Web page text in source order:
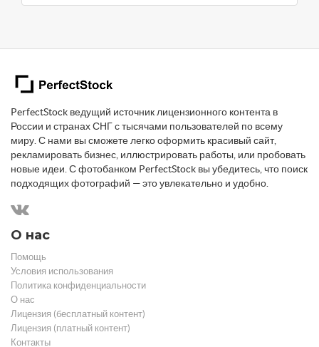
PerfectStock ведущий источник лицензионного контента в
России и странах СНГ с тысячами пользователей по всему
миру. С нами вы сможете легко оформить красивый сайт,
рекламировать бизнес, иллюстрировать работы, или пробовать
новые идеи. С фотобанком PerfectStock вы убедитесь, что поиск
подходящих фотографий — это увлекательно и удобно.
О нас
Помощь
Условия использования
Политика конфиденциальности
О нас
Лицензия (бесплатный контент)
Лицензия (платный контент)
Контакты